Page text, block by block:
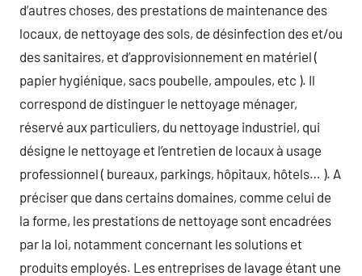
d’autres choses, des prestations de maintenance des
locaux, de nettoyage des sols, de désinfection des et/ou
des sanitaires, et d’approvisionnement en matériel (
papier hygiénique, sacs poubelle, ampoules, etc ). Il
correspond de distinguer le nettoyage ménager,
réservé aux particuliers, du nettoyage industriel, qui
désigne le nettoyage et l’entretien de locaux à usage
professionnel ( bureaux, parkings, hôpitaux, hôtels… ). A
préciser que dans certains domaines, comme celui de
la forme, les prestations de nettoyage sont encadrées
par la loi, notamment concernant les solutions et
produits employés. Les entreprises de lavage étant une